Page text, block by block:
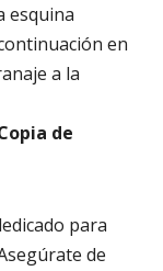
esquina
en
a la
de
para
de